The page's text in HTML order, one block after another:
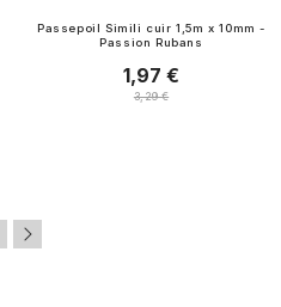
Passepoil Simili cuir 1,5m x 10mm -
Passion Rubans
Prix
1,97 €
Prix normal
3,29 €